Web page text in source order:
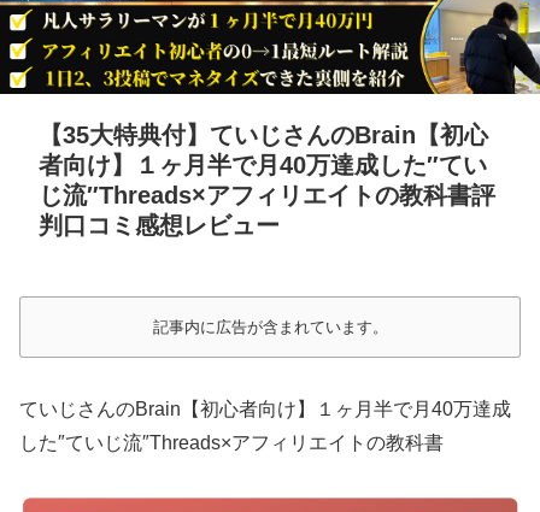
【35大特典付】ていじさんのBrain【初心
者向け】１ヶ月半で月40万達成した″てい
じ流″Threads×アフィリエイトの教科書評
判口コミ感想レビュー
記事内に広告が含まれています。
ていじさんのBrain【初心者向け】１ヶ月半で月40万達成
した″ていじ流″Threads×アフィリエイトの教科書